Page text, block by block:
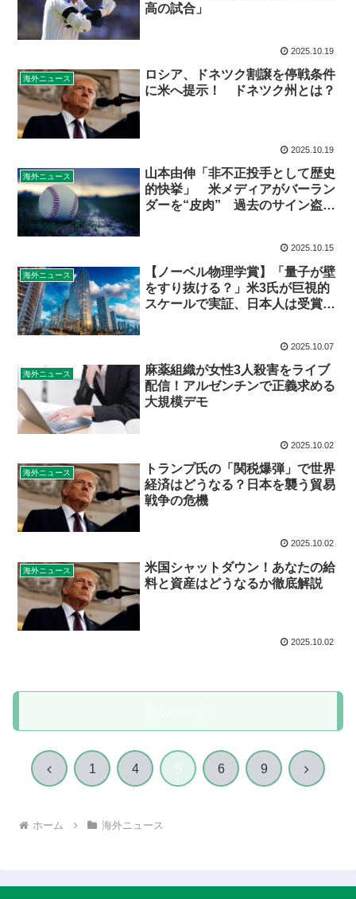
高の試合」
2025.10.19
海外ニュース
ロシア、ドネツク割譲を停戦条件
に米へ提示！ ドネツク州とは？
2025.10.19
海外ニュース
山本由伸「非不正投手として歴史
的快挙」 米メディアがバーラン
ダーを“皮肉” 過去のサイン盗み
2025.10.15
海外ニュース
【ノーベル物理学賞】「量子が壁
をすり抜ける？」米3氏が巨視的
スケールで実証、日本人は受賞な
2025.10.07
海外ニュース
麻薬組織が女性3人殺害をライブ
配信！アルゼンチンで正義求める
大規模デモ
2025.10.02
海外ニュース
トランプ氏の「関税爆弾」で世界
経済はどうなる？日本を襲う貿易
戦争の危機
2025.10.02
海外ニュース
米国シャットダウン！あなたの給
料と資産はどうなるか徹底解説
2025.10.02
前 1 4 6 9 次
ホーム 海外ニュース